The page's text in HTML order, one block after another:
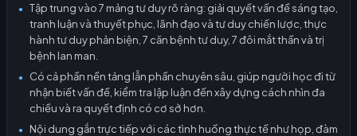
●
Tập trung vào 7 mảng tư duy rõ ràng: giải quyết vấn đề sáng tạo,
tranh luận và thuyết phục, lãnh đạo và tư duy chiến lược, thực
hành tư duy phản biện, 7 căn bệnh tư duy, 7 đôi mắt thần và trị
bệnh lan man.
●
Có cả phần nền tảng lẫn phần chuyên sâu, giúp người học đi từ
nhận biết vấn đề, kiểm tra lập luận đến xây dựng cách nhìn đa
chiều và ra quyết định có cơ sở hơn.
●
Nội dung gắn trực tiếp với các tình huống thực tế như họp, đàm